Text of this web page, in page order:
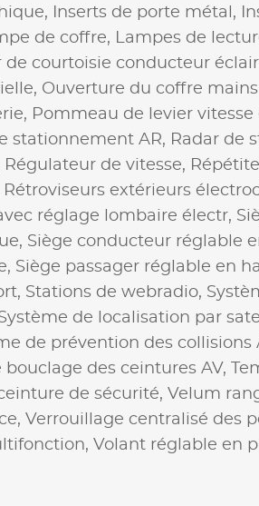
Inserts de porte métal,
de coffre, Lampes de
de courtoisie conducteur
Ouverture du coffre
Pommeau de levier vitesse
stationnement AR, Radar de
Régulateur de vitesse,
Rétroviseurs extérieurs
réglage lombaire électr,
Siège conducteur réglable
Siège passager réglable en
Stations de webradio,
de localisation par
de prévention des collisions
bouclage des ceintures AV,
de sécurité, Velum
Verrouillage centralisé des
Volant réglable en